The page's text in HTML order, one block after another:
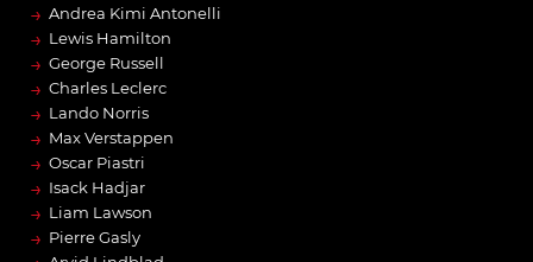
→ Andrea Kimi Antonelli
→ Lewis Hamilton
→ George Russell
→ Charles Leclerc
→ Lando Norris
→ Max Verstappen
→ Oscar Piastri
→ Isack Hadjar
→ Liam Lawson
→ Pierre Gasly